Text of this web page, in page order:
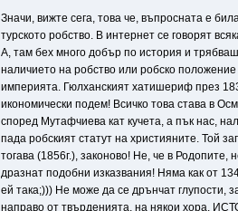
Значи, вижте сега, това че, въпросната е
турското робство. В интернет се говорят
А, там бех много добър по история и
наличието на робство или робско
империята. Гюлханският хатишериф през
икономически подем! Всичко това става в
според Мутафчиева кат кучета, а пък нас,
пада робският статут на християните. Той
тогава (1856г.), законово! Не, че в
дразнат подобни изказвания! Няма как от
ей така;))) Не може да се дрънчат глупости,
направо от твърденията, на някои хора.